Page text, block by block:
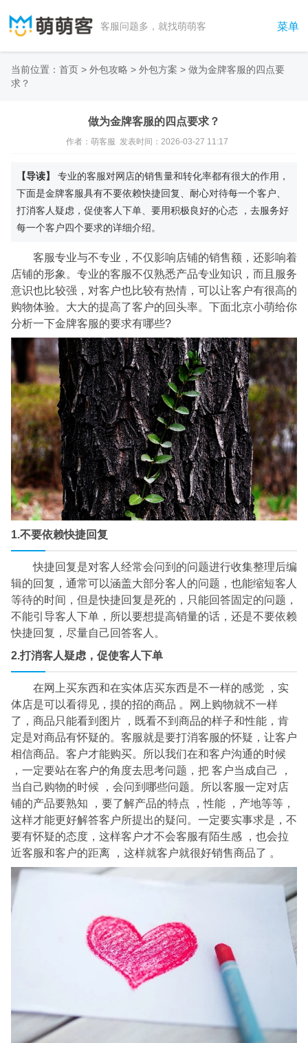
菜单
客服问题多，就找萌萌客
当前位置： 首页 > 外包攻略 > 外包方案 > 做为金牌客服的四点要
求？
做为金牌客服的四点要求？
作者：萌客服 发表时间：2026-03-27 11:17
【导读】
专业的客服对网店的销售量和转化率都有很大的作用，
下面是金牌客服具有不要依赖快捷回复、耐心对待每一个客户、
打消客人疑虑，促使客人下单、要用积极良好的心态 ，去服务好
每一个客户四个要求的详细介绍。
客服专业与不专业，不仅影响店铺的销售额，还影响着
店铺的形象。专业的客服不仅熟悉产品专业知识，而且服务
意识也比较强，对客户也比较有热情，可以让客户有很高的
购物体验。大大的提高了客户的回头率。下面北京小萌给你
分析一下金牌客服的要求有哪些?
1.不要依赖快捷回复
快捷回复是对客人经常会问到的问题进行收集整理后编
辑的回复，通常可以涵盖大部分客人的问题，也能缩短客人
等待的时间，但是快捷回复是死的，只能回答固定的问题，
不能引导客人下单，所以要想提高销量的话，还是不要依赖
快捷回复，尽量自己回答客人。
2.打消客人疑虑，促使客人下单
在网上买东西和在实体店买东西是不一样的感觉 ，实
体店是可以看得见，摸的招的商品 。网上购物就不一样
了，商品只能看到图片 ，既看不到商品的样子和性能，肯
定是对商品有怀疑的。客服就是要打消客服的怀疑，让客户
相信商品。客户才能购买。所以我们在和客户沟通的时候
，一定要站在客户的角度去思考问题，把 客户当成自己 ，
当自己购物的时候 ，会问到哪些问题。所以客服一定对店
铺的产品要熟知 ，要了解产品的特点 ，性能 ，产地等等，
这样才能更好解答客户所提出的疑问。一定要实事求是，不
要有怀疑的态度，这样客户才不会客服有陌生感 ，也会拉
近客服和客户的距离 ，这样就客户就很好销售商品了 。